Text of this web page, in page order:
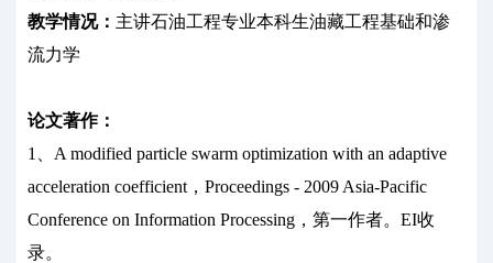
教学情况： 主讲石油工程专业本科生油藏工程基础和渗
流力学
论文著作：
1、A modified particle swarm optimization with an adaptive
acceleration coefficient，Proceedings - 2009 Asia-Pacific
Conference on Information Processing，第一作者。EI收
录。